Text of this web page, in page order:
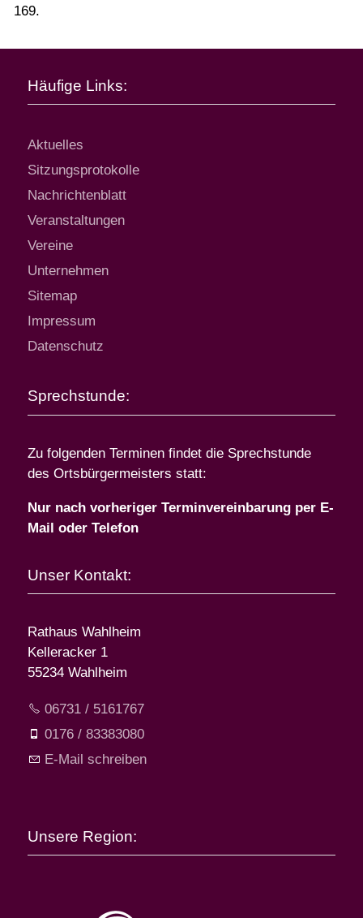
169.
Häufige Links:
Aktuelles
Sitzungsprotokolle
Nachrichtenblatt
Veranstaltungen
Vereine
Unternehmen
Sitemap
Impressum
Datenschutz
Sprechstunde:
Zu folgenden Terminen findet die Sprechstunde
des Ortsbürgermeisters statt:
Nur nach vorheriger Terminvereinbarung per E-
Mail oder Telefon
Unser Kontakt:
Rathaus Wahlheim
Kelleracker 1
55234 Wahlheim
06731 / 5161767
0176 / 83383080
E-Mail schreiben
Unsere Region: